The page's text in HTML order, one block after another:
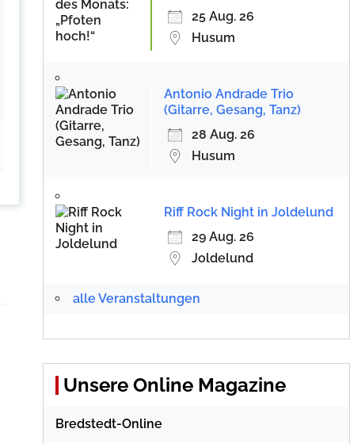
25 Aug. 26
Husum
Antonio Andrade Trio
(Gitarre, Gesang, Tanz)
28 Aug. 26
Husum
Riff Rock Night in Joldelund
29 Aug. 26
Joldelund
alle Veranstaltungen
Unsere Online Magazine
Bredstedt-Online